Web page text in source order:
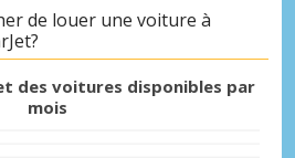
de louer une voiture à
des voitures disponibles par
mois